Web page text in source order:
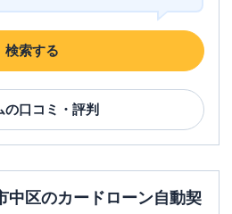
検索する
の口コミ・評判
中区のカードローン自動契